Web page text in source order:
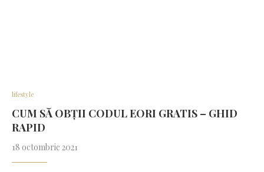
lifestyle
CUM SĂ OBȚII CODUL EORI GRATIS – GHID
RAPID
18 octombrie 2021